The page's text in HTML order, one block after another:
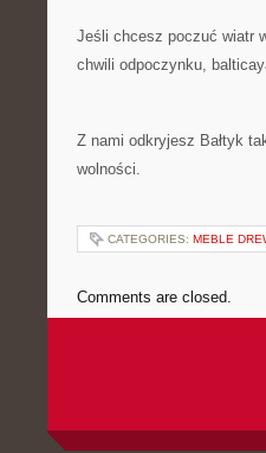
Jeśli chcesz poczuć wiatr
chwili odpoczynku,
Z nami odkryjesz Bałtyk
wolności.
CATEGORIES: MEBLE
Comments are closed.